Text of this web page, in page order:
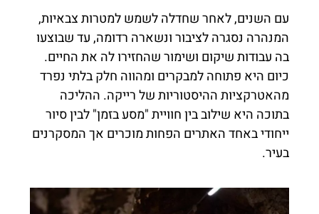
עם השנים, לאחר שחדלה לשמש למטרות צבאיות,
המנהרה נסגרה לציבור ונשארה רדומה, עד שבוצעו
בה עבודות שיקום ושימור שהחזירו לה את החיים.
כיום היא פתוחה למבקרים ומהווה חלק בלתי נפרד
מהאטרקציות ההיסטוריות של רייקה. ההליכה
בתוכה היא שילוב בין חוויית "מסע בזמן" לבין סיור
ייחודי באחד האתרים הפחות מוכרים אך המסקרנים
בעיר.